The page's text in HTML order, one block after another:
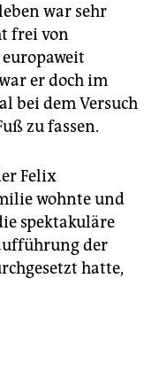
war sehr
frei von
er doch im
bei dem Versuch
zu fassen.
Felix
wohnte und
spektakuläre
der
hatte,